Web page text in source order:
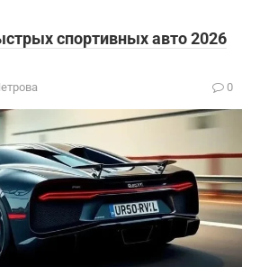
спортивных авто 2026
0